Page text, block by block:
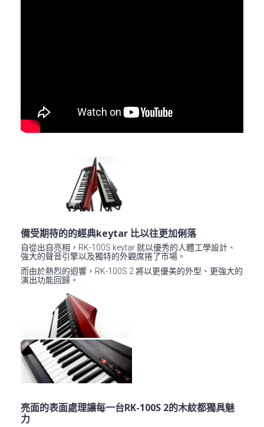
備受期待的的經典keytar 比以往更加俐落
自從出自亮相，RK-100S keytar 就以優秀的人體工學設計、
強大的聲音引擎以及獨特的外觀席捲了市場。
而由於熱烈的迴響，RK-100S 2 將以更優美的外型、更強大的
演出功能回歸。
亮面的表面處理讓每一台RK-100S 2的木紋都獨具魅
力